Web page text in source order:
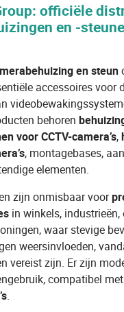
officiële
en -
en steun
accessoires voor
behoren
voor CCTV-camera’s,
, montagebases,
elementen.
zijn onmisbaar voor
in winkels, industrieën,
waar stevige
weersinvloeden,
vereist zijn. Er zijn
compatibel met
.